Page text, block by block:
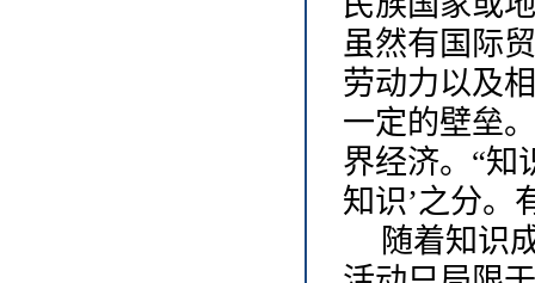
虽然有国际
劳动力以及
一定的壁垒
界经济。 “知
知识’之分。
随着知识